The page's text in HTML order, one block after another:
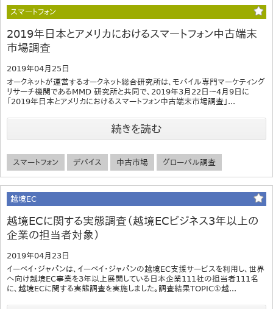
スマートフォン
2019年日本とアメリカにおけるスマートフォン中古端末
市場調査
2019年04月25日
オークネットが運営するオークネット総合研究所は、モバイル専門マーケティング
リサーチ機関であるMMD 研究所と共同で、2019年3月22日～4月9日に
「2019年日本とアメリカにおけるスマートフォン中古端末市場調査」...
続きを読む
スマートフォン デバイス 中古市場 グローバル調査
越境EC
越境ECに関する実態調査（越境ECビジネス3年以上の
企業の担当者対象）
2019年04月23日
イーベイ・ジャパンは、イーベイ・ジャパンの越境EC支援サービスを利用し、世界
へ向け越境EC事業を３年以上展開している日本企業111社の担当者111名
に、越境ECに関する実態調査を実施しました。調査結果TOPIC①越...